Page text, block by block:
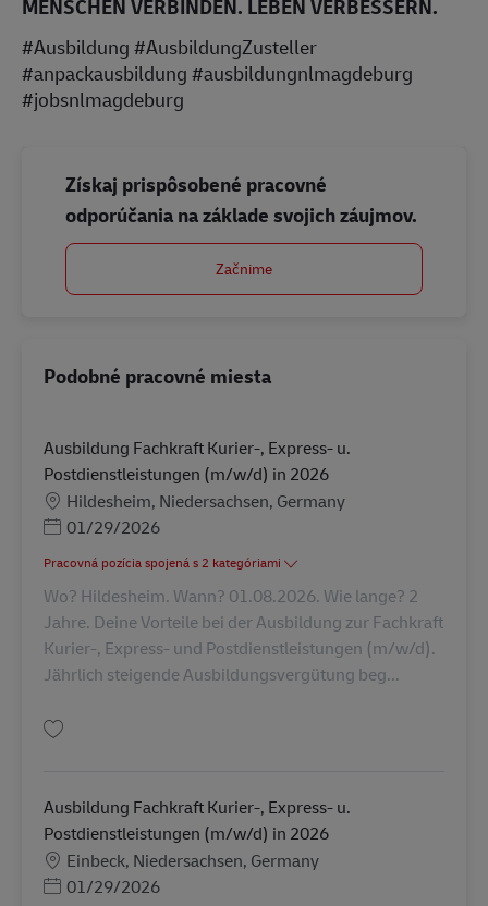
MENSCHEN VERBINDEN. LEBEN VERBESSERN.
#Ausbildung #AusbildungZusteller
#anpackausbildung #ausbildungnlmagdeburg
#jobsnlmagdeburg
Získaj prispôsobené pracovné
odporúčania na základe svojich záujmov.
Začnime
Podobné pracovné miesta
Ausbildung Fachkraft Kurier-, Express- u.
Postdienstleistungen (m/w/d) in 2026
MiestoHildesheim, Niedersachsen, Germany
Posted Date
01/29/2026
Pracovná pozícia spojená s 2 kategóriami
Wo? Hildesheim. Wann? 01.08.2026. Wie lange? 2
Jahre. Deine Vorteile bei der Ausbildung zur Fachkraft
Kurier-, Express- und Postdienstleistungen (m/w/d).
Jährlich steigende Ausbildungsvergütung beg...
Ausbildung Fachkraft Kurier-, Express- u.
Postdienstleistungen (m/w/d) in 2026
MiestoEinbeck, Niedersachsen, Germany
Posted Date
01/29/2026